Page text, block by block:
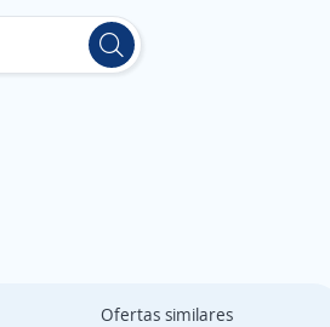
Ofertas similares